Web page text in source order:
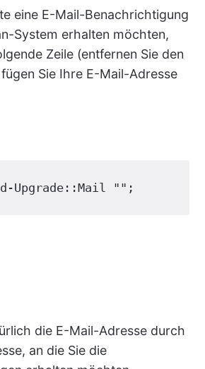
eine E-Mail-Benachrichtigung
System erhalten möchten,
Zeile (entfernen Sie den
Sie Ihre E-Mail-Adresse
Upgrade::Mail "";
die E-Mail-Adresse durch
an die Sie die